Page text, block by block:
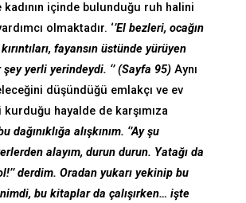
içinde bulunduğu ruh halini
olmaktadır. ‘’El bezleri, ocağın
fayansın üstünde yürüyen
şey yerli yerindeydi. ‘’ (Sayfa 95) Aynı
düşündüğü emlakçı ve ev
hayalde de karşımıza
dağınıklığa alışkınım. ‘’Ay şu
alayım, durun durun. Yatağı da
derdim. Oradan yukarı yekinip bu
bu kitaplar da çalışırken… işte